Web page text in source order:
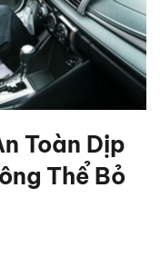
Toàn Dịp
Thể Bỏ